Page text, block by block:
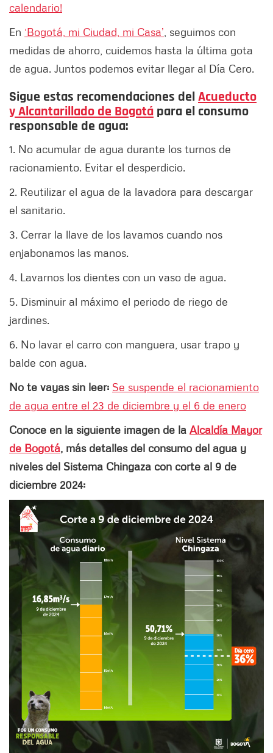
calendario!
En ‘Bogotá, mi Ciudad, mi Casa’ , seguimos con
medidas de ahorro, cuidemos hasta la última gota
de agua. Juntos podemos evitar llegar al Día Cero.
Sigue estas recomendaciones del Acueducto
y Alcantarillado de Bogotá para el consumo
responsable de agua:
1. No acumular de agua durante los turnos de
racionamiento. Evitar el desperdicio.
2. Reutilizar el agua de la lavadora para descargar
el sanitario.
3. Cerrar la llave de los lavamos cuando nos
enjabonamos las manos.
4. Lavarnos los dientes con un vaso de agua.
5. Disminuir al máximo el periodo de riego de
jardines.
6. No lavar el carro con manguera, usar trapo y
balde con agua.
No te vayas sin leer: Se suspende el racionamiento
de agua entre el 23 de diciembre y el 6 de enero
Conoce en la siguiente imagen de la Alcaldía Mayor
de Bogotá, más detalles del consumo del agua y
niveles del Sistema Chingaza con corte al 9 de
diciembre 2024: